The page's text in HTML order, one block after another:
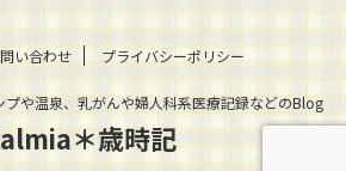
い合わせ プライバシーポリシー
プや温泉、乳がんや婦人科系医療記録などのBlog
＊歳時記